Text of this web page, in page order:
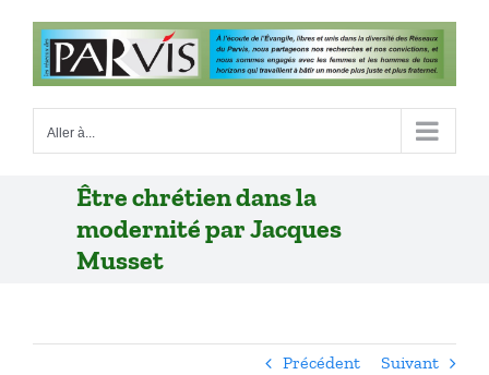
contenu
Aller à...
Être chrétien dans la
modernité par Jacques
Musset
Précédent Suivant